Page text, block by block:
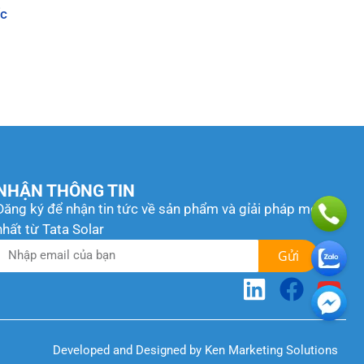
THÔNG TIN
ký để nhận tin tức về sản phẩm và gỉải pháp mới
từ Tata Solar
Gửi
Developed and Designed by Ken Marketing Solutions